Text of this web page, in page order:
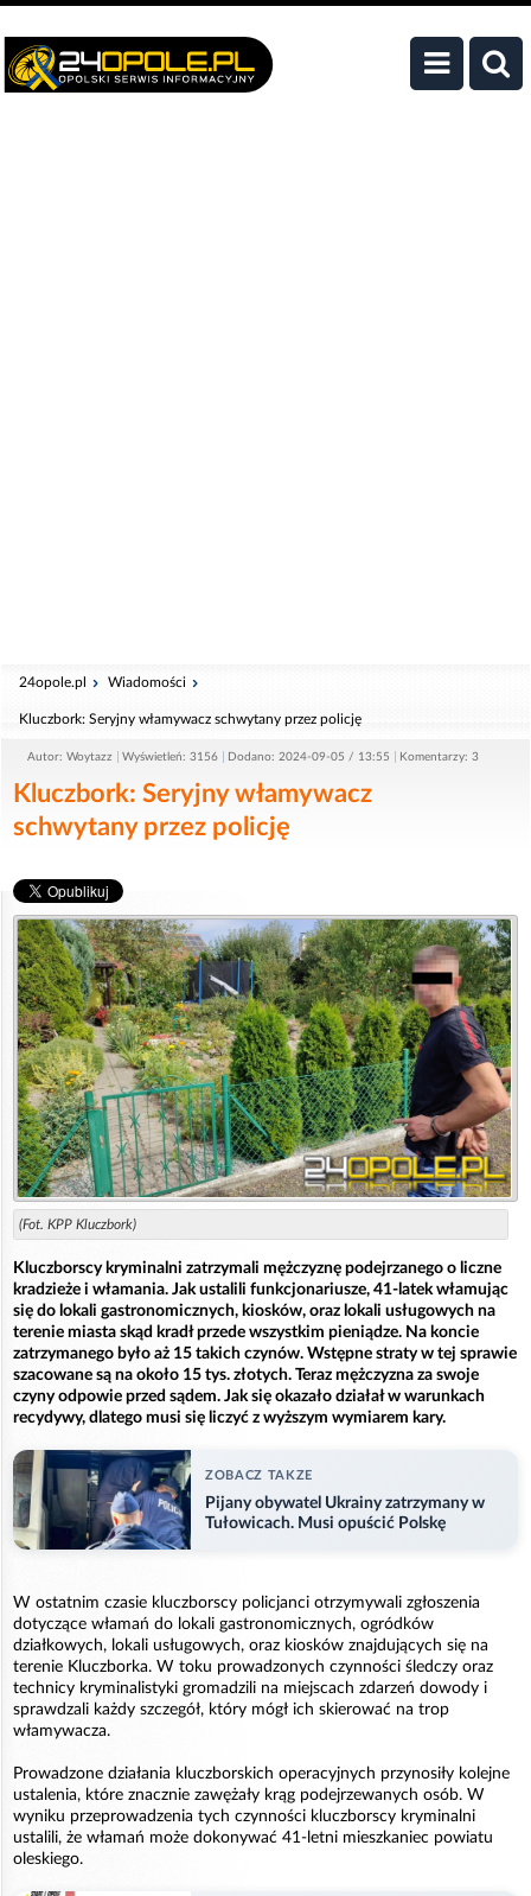
24opole.pl Wiadomości
Kluczbork: Seryjny włamywacz schwytany przez policję
Autor: Woytazz Wyświetleń: 3156 Dodano: 2024-09-05 / 13:55 Komentarzy: 3
Kluczbork: Seryjny włamywacz
schwytany przez policję
(Fot. KPP Kluczbork)
Kluczborscy kryminalni zatrzymali mężczyznę podejrzanego o liczne
kradzieże i włamania. Jak ustalili funkcjonariusze, 41-latek włamując
się do lokali gastronomicznych, kiosków, oraz lokali usługowych na
terenie miasta skąd kradł przede wszystkim pieniądze. Na koncie
zatrzymanego było aż 15 takich czynów. Wstępne straty w tej sprawie
szacowane są na około 15 tys. złotych. Teraz mężczyzna za swoje
czyny odpowie przed sądem. Jak się okazało działał w warunkach
recydywy, dlatego musi się liczyć z wyższym wymiarem kary.
ZOBACZ TAKZE
Pijany obywatel Ukrainy zatrzymany w
Tułowicach. Musi opuścić Polskę
W ostatnim czasie kluczborscy policjanci otrzymywali zgłoszenia
dotyczące włamań do lokali gastronomicznych, ogródków
działkowych, lokali usługowych, oraz kiosków znajdujących się na
terenie Kluczborka. W toku prowadzonych czynności śledczy oraz
technicy kryminalistyki gromadzili na miejscach zdarzeń dowody i
sprawdzali każdy szczegół, który mógł ich skierować na trop
włamywacza.
Prowadzone działania kluczborskich operacyjnych przynosiły kolejne
ustalenia, które znacznie zawężały krąg podejrzewanych osób. W
wyniku przeprowadzenia tych czynności kluczborscy kryminalni
ustalili, że włamań może dokonywać 41-letni mieszkaniec powiatu
oleskiego.